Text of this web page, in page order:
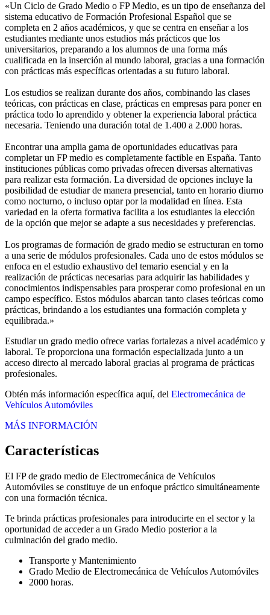
«Un Ciclo de Grado Medio o FP Medio, es un tipo de enseñanza del
sistema educativo de Formación Profesional Español que se
completa en 2 años académicos, y que se centra en enseñar a los
estudiantes mediante unos estudios más prácticos que los
universitarios, preparando a los alumnos de una forma más
cualificada en la inserción al mundo laboral, gracias a una formación
con prácticas más específicas orientadas a su futuro laboral.
Los estudios se realizan durante dos años, combinando las clases
teóricas, con prácticas en clase, prácticas en empresas para poner en
práctica todo lo aprendido y obtener la experiencia laboral práctica
necesaria. Teniendo una duración total de 1.400 a 2.000 horas.
Encontrar una amplia gama de oportunidades educativas para
completar un FP medio es completamente factible en España. Tanto
instituciones públicas como privadas ofrecen diversas alternativas
para realizar esta formación. La diversidad de opciones incluye la
posibilidad de estudiar de manera presencial, tanto en horario diurno
como nocturno, o incluso optar por la modalidad en línea. Esta
variedad en la oferta formativa facilita a los estudiantes la elección
de la opción que mejor se adapte a sus necesidades y preferencias.
Los programas de formación de grado medio se estructuran en torno
a una serie de módulos profesionales. Cada uno de estos módulos se
enfoca en el estudio exhaustivo del temario esencial y en la
realización de prácticas necesarias para adquirir las habilidades y
conocimientos indispensables para prosperar como profesional en un
campo específico. Estos módulos abarcan tanto clases teóricas como
prácticas, brindando a los estudiantes una formación completa y
equilibrada.»
Estudiar un grado medio ofrece varias fortalezas a nivel académico y
laboral. Te proporciona una formación especializada junto a un
acceso directo al mercado laboral gracias al programa de prácticas
profesionales.
Obtén más información específica aquí, del Electromecánica de
Vehículos Automóviles
MÁS INFORMACIÓN
Características
El FP de grado medio de Electromecánica de Vehículos
Automóviles se constituye de un enfoque práctico simultáneamente
con una formación técnica.
Te brinda prácticas profesionales para introducirte en el sector y la
oportunidad de acceder a un Grado Medio posterior a la
culminación del grado medio.
Transporte y Mantenimiento
Grado Medio de Electromecánica de Vehículos Automóviles
2000 horas.